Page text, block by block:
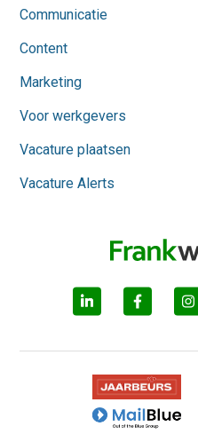
Communicatie
Content
Marketing
Voor werkgevers
Vacature plaatsen
Vacature Alerts